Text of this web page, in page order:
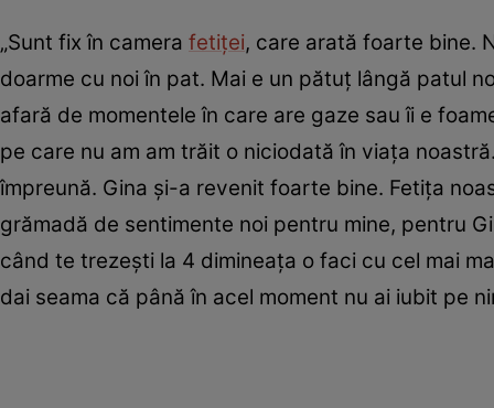
„Sunt fix în camera fetiței, care arată foarte bine.
doarme cu noi în pat. Mai e un pătuț lângă patul
afară de momentele în care are gaze sau îi e
pe care nu am am trăit o niciodată în viața
împreună. Gina și-a revenit foarte bine. Fetița
grămadă de sentimente noi pentru mine, pentru
când te trezești la 4 dimineața o faci cu cel mai
dai seama că până în acel moment nu ai iubit pe